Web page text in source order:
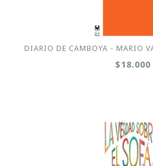
DIARIO DE CAMBOYA - MARIO
$18.000